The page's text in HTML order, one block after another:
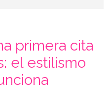
primera cita
el estilismo